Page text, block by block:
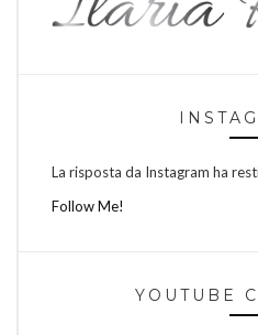
La risposta da Instagram ha
Follow Me!
YOUTUBE